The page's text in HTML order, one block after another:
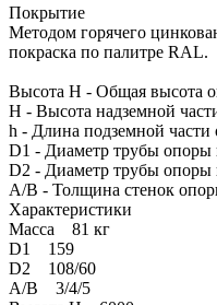
Покрытие
Методом горячего
покраска по палитре RAL.
Высота H - Общая высота
H - Высота надземной
h - Длина подземной
D1 - Диаметр трубы
D2 - Диаметр трубы опоры
A/B - Толщина стенок
Характеристики
Масса 81 кг
D1 159
D2 108/60
A/B 3/4/5